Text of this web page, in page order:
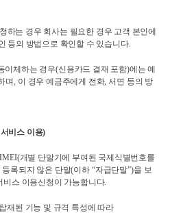
하는 경우 회사는 필요한 경우 고객 본인에
등의 방법으로 확인할 수 있습니다.
이체하는 경우(신용카드 결재 포함)에는 예
며, 이 경우 예금주에게 전화, 서면 등의 방
비스 이용)
IMEI(개별 단말기에 부여된 국제식별번호를
록되지 않은 단말(이하 “자급단말”)을 보
비스 이용신청이 가능합니다.
자급단말 중 일부는 해당 단말에 탑재된 기능 및 규격 특성에 따라